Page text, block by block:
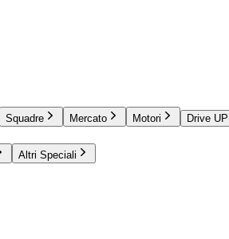
Squadre Mercato Motori Drive UP
Altri Speciali